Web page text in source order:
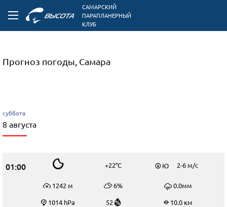
САМАРСКИЙ
ПАРАПЛАНЕРНЫЙ
КЛУБ
Прогноз погоды, Самара
суббота
8 августа
01:00 +22°C Ю 2-6 м/c
1242 м 6%
0.0мм
1014 hPa
52 10.0 км